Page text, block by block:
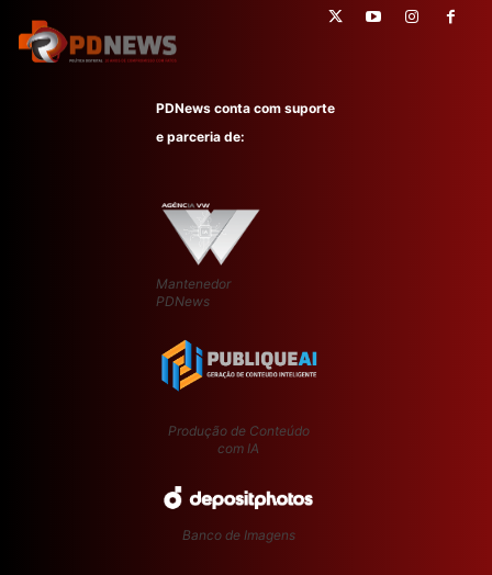
PDNews conta com suporte
e parceria de:
Mantenedor
PDNews
Produção de Conteúdo
com IA
Banco de Imagens